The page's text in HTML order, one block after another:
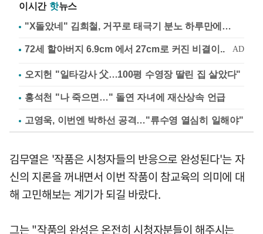
이시간 핫뉴스
"X돌았네" 김희철, 거꾸로 태극기 분노 하루만에…
오지헌 "일타강사 父…100평 수영장 딸린 집 살았다"
홍석천 "나 죽으면…" 돌연 자녀에 재산상속 언급
고영욱, 이번엔 박하선 공격…"류수영 열심히 일해야"
김무열은 '작품은 시청자들의 반응으로 완성된다'는 자
신의 지론을 꺼내면서 이번 작품이 참교육의 의미에 대
해 고민해보는 계기가 되길 바랐다.
그는 "작품의 완성은 온전히 시청자분들이 해주시는